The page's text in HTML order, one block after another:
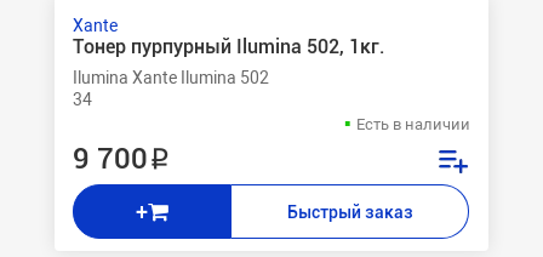
Xante
Тонер пурпурный Ilumina 502, 1кг.
Ilumina Xante Ilumina 502
34
Есть в наличии
9 700 ₽
+ Быстрый заказ